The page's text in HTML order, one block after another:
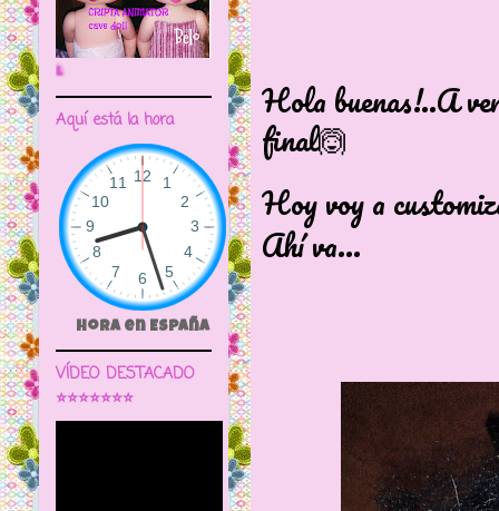
Hola buenas!..A
final🙆
Hoy voy a
Ahí va...
🌼CRIPTA ANIMATOR CAVE DOLL
Aquí está la hora
Hora en España
VÍDEO DESTACADO
⭐⭐⭐⭐⭐⭐⭐